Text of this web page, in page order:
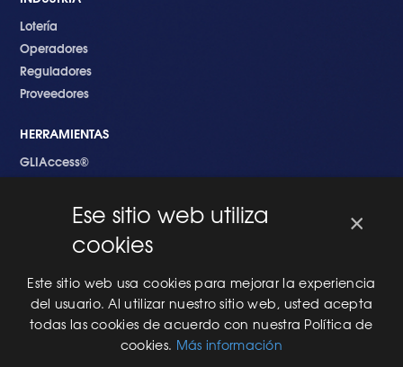
Lotería
Operadores
Reguladores
Proveedores
HERRAMIENTAS
GLIAccess®
EMPEZANDO
Nuevo en GLI
Nuevo Software
Una Nueva Máquina
Modificaciones al Software
Modificaciones al Hardware
×
Ese sitio web utiliza
cookies
Este sitio web usa cookies para mejorar la experiencia
del usuario. Al utilizar nuestro sitio web, usted acepta
todas las cookies de acuerdo con nuestra Política de
cookies. Más información